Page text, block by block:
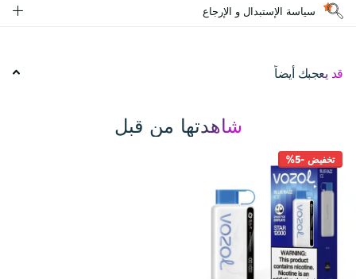
سياسة الإستبدال و الإرجاع
قد يعجبك أيضاً
شاهدتها من قبل
تخفيض -5%